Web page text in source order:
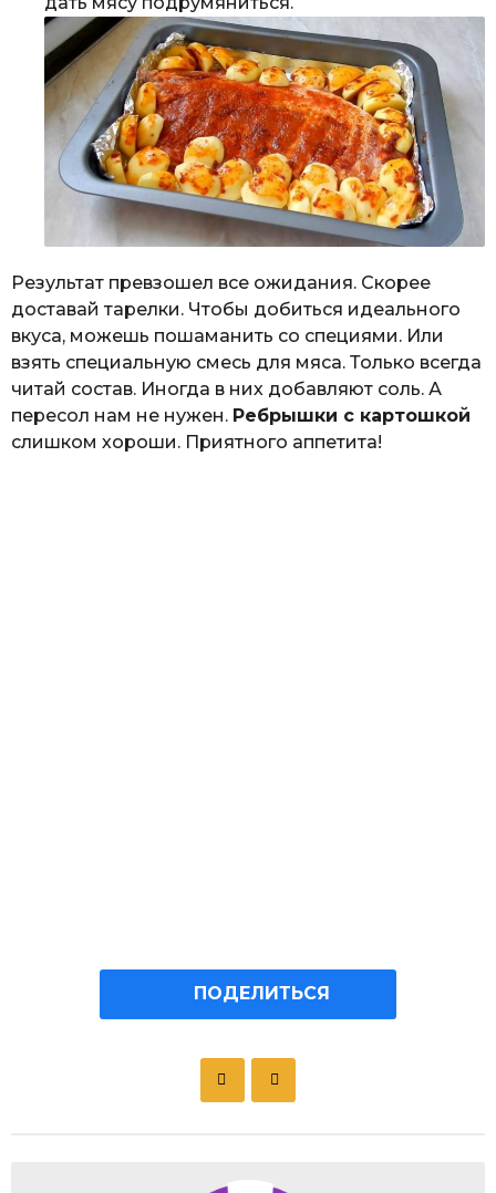
Результат превзошел все ожидания. Скорее
доставай тарелки. Чтобы добиться идеального
вкуса, можешь пошаманить со специями. Или
взять специальную смесь для мяса. Только всегда
читай состав. Иногда в них добавляют соль. А
пересол нам не нужен. Ребрышки с картошкой
слишком хороши. Приятного аппетита!
ПОДЕЛИТЬСЯ